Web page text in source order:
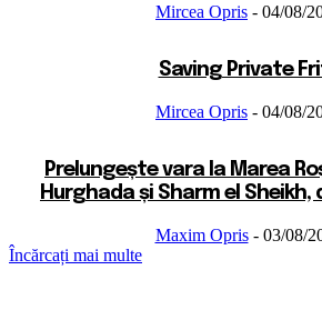
Mircea Opris - 04/08/
Saving Private
Mircea Opris - 04/08/
Prelungește vara la Marea
Hurghada și Sharm el
Maxim Opris - 03/08/
Încărcați mai multe